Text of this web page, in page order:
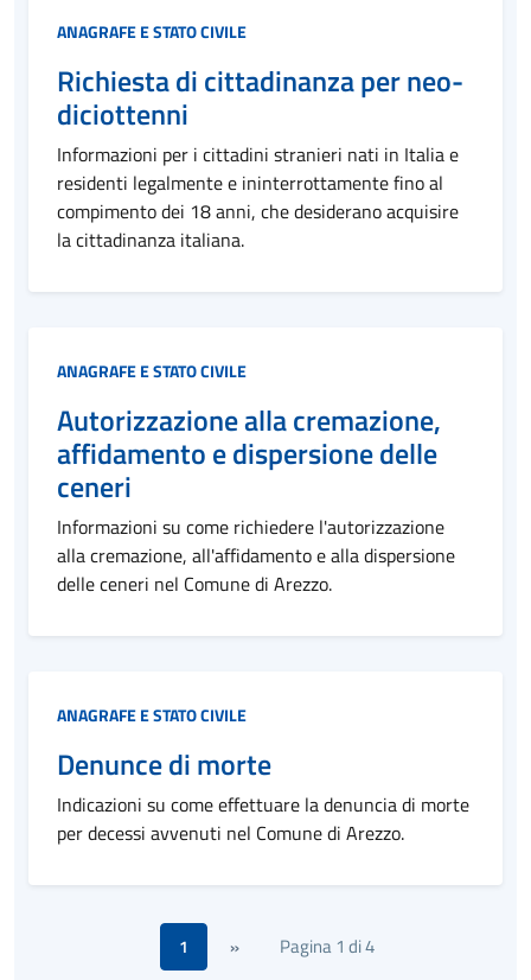
Categoria:
ANAGRAFE E STATO CIVILE
Richiesta di cittadinanza per neo-
diciottenni
Informazioni per i cittadini stranieri nati in Italia e
residenti legalmente e ininterrottamente fino al
compimento dei 18 anni, che desiderano acquisire
la cittadinanza italiana.
Categoria:
ANAGRAFE E STATO CIVILE
Autorizzazione alla cremazione,
affidamento e dispersione delle
ceneri
Informazioni su come richiedere l'autorizzazione
alla cremazione, all'affidamento e alla dispersione
delle ceneri nel Comune di Arezzo.
Categoria:
ANAGRAFE E STATO CIVILE
Denunce di morte
Indicazioni su come effettuare la denuncia di morte
per decessi avvenuti nel Comune di Arezzo.
1 » Pagina 1 di 4